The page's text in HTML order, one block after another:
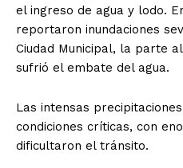
el ingreso de agua y lodo.
reportaron inundaciones
Ciudad Municipal, la parte
sufrió el embate del agua.
Las intensas
condiciones críticas, con
dificultaron el tránsito.